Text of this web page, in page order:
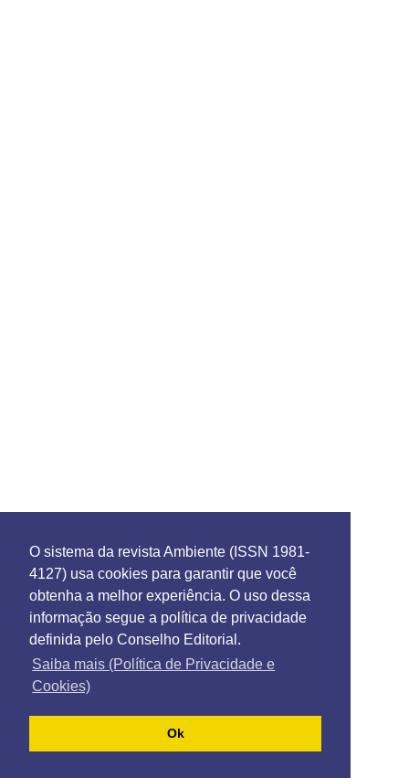
O sistema da revista Ambiente (ISSN 1981-
4127) usa cookies para garantir que você
obtenha a melhor experiência. O uso dessa
informação segue a política de privacidade
definida pelo Conselho Editorial.
Saiba mais (Política de Privacidade e
Cookies)
Ok